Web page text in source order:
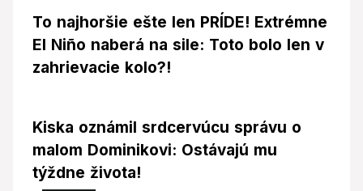
To najhoršie ešte len PRÍDE! Extrémne
El Niño naberá na sile: Toto bolo len v
zahrievacie kolo?!
Kiska oznámil srdcervúcu správu o
malom Dominikovi: Ostávajú mu
týždne života!
Foto